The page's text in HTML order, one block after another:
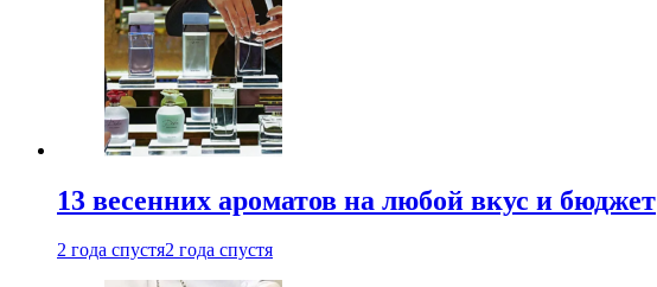
13 весенних ароматов на любой вкус и бюджет
2 года спустя2 года спустя